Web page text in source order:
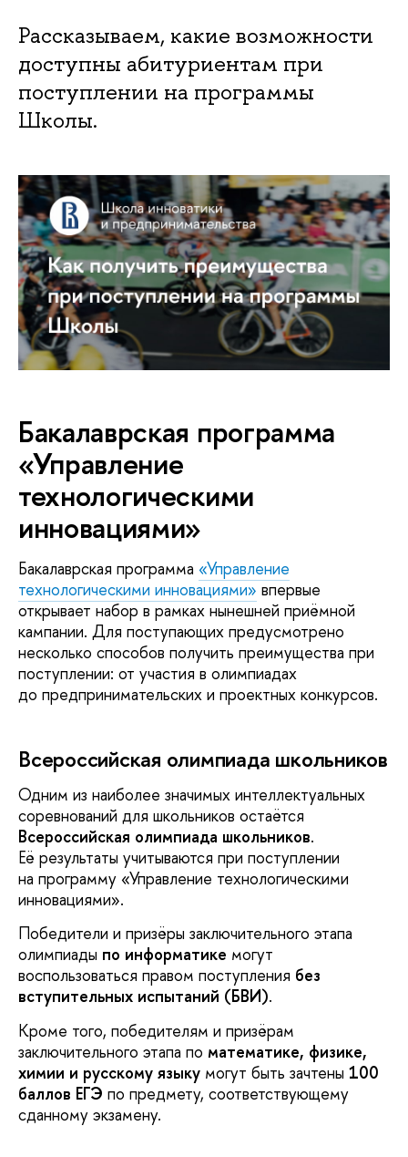
Рассказываем, какие возможности
доступны абитуриентам при
поступлении на программы
Школы.
Бакалаврская программа
«Управление
технологическими
инновациями»
Бакалаврская программа «Управление
технологическими инновациями» впервые
открывает набор в рамках нынешней приёмной
кампании. Для поступающих предусмотрено
несколько способов получить преимущества при
поступлении: от участия в олимпиадах
до предпринимательских и проектных конкурсов.
Всероссийская олимпиада школьников
Одним из наиболее значимых интеллектуальных
соревнований для школьников остаётся
Всероссийская олимпиада школьников.
Её результаты учитываются при поступлении
на программу «Управление технологическими
инновациями».
Победители и призёры заключительного этапа
олимпиады по информатике могут
воспользоваться правом поступления без
вступительных испытаний (БВИ).
Кроме того, победителям и призёрам
заключительного этапа по математике, физике,
химии и русскому языку могут быть зачтены 100
баллов ЕГЭ по предмету, соответствующему
сданному экзамену.